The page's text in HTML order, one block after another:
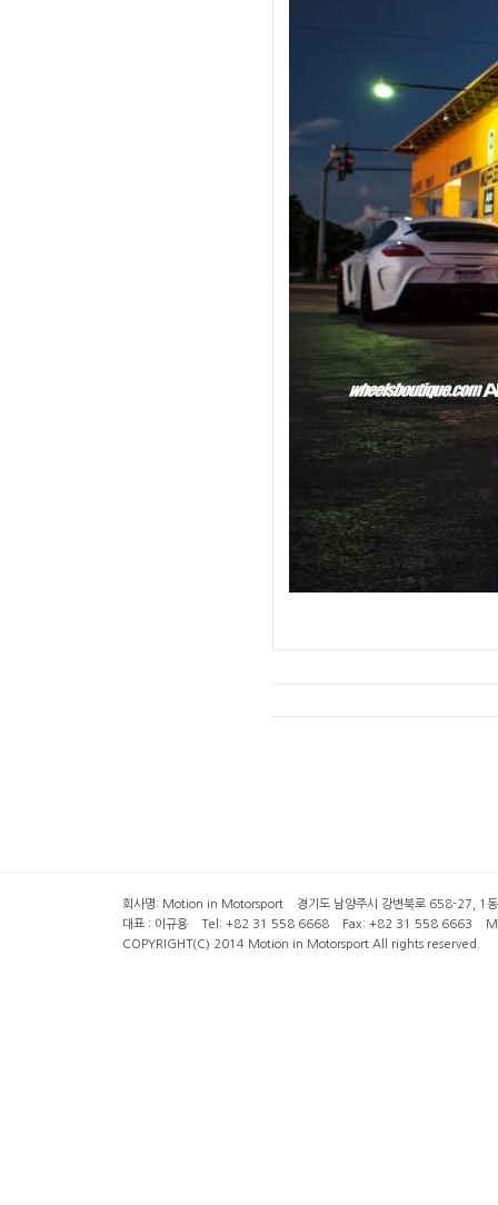
회사명: Motion in Motorsport 경기도 남양주시 강변북로 658-27,
대표 : 이규용 Tel: +82 31 558 6668 Fax: +82 31 558 6663
COPYRIGHT(C) 2014 Motion in Motorsport All rights reserved.